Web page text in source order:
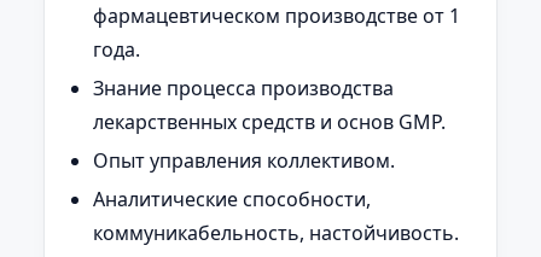
фармацевтическом производстве от 1
года.
Знание процесса производства
лекарственных средств и основ GMP.
Опыт управления коллективом.
Аналитические способности,
коммуникабельность, настойчивость.